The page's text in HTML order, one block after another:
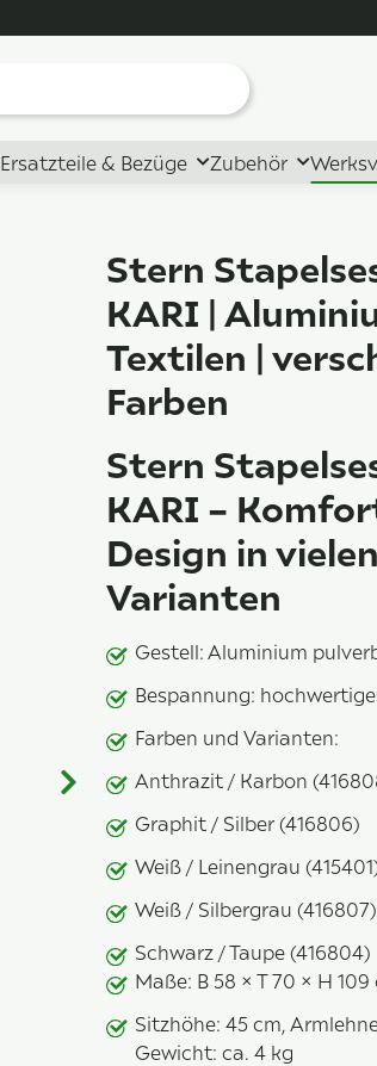
Ersatzteile & Bezüge Zubehör
Stern
KARI |
Textilen |
Farben
Stern
KARI –
Design in vielen
Varianten
Gestell: Aluminium
Bespannung:
Farben und Varianten:
Anthrazit / Karbon
Graphit / Silber (416806)
Weiß / Leinengrau
Weiß / Silbergrau (416807)
Schwarz / Taupe (416804)
Maße: B 58 × T 70 × H 109
Sitzhöhe: 45 cm,
Gewicht: ca. 4 kg